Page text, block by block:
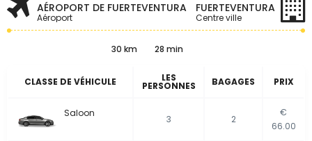
AÉROPORT DE FUERTEVENTURA
Aéroport
FUERTEVENTURA
Centre ville
30 km 28 min
CLASSE DE VÉHICULE LES
PERSONNES BAGAGES PRIX
Saloon
3 2
€
66.00